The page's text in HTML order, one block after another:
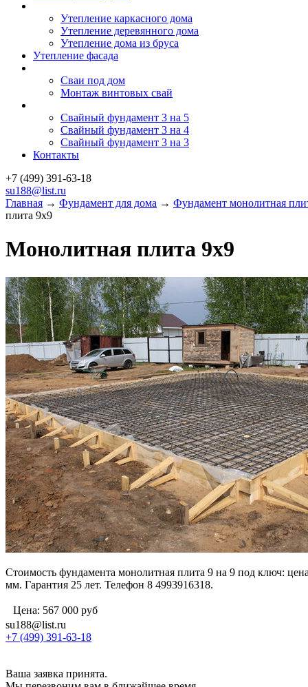
Утепление каркасного дома
Утепление деревянного дома
Утепление дома из бруса
Утепление фасада
Сваи под дом
Монтаж винтовых свай
Свайный фундамент 3 на 5
Свайный фундамент 3 на 4
Свайный фундамент 3 на 3
Контакты
+7 (499) 391-63-18
su188@list.ru
Главная → Фундамент для дома → Фундамент монолитная
плита 9х9
Монолитная плита 9х9
Стоимость фундамента монолитная плита 9 на 9 под ключ:
мм. Гарантия 25 лет. Телефон 8 4993916318.
Цена: 567 000 руб
su188@list.ru
+7 (499) 391-63-18
Ваша заявка принята.